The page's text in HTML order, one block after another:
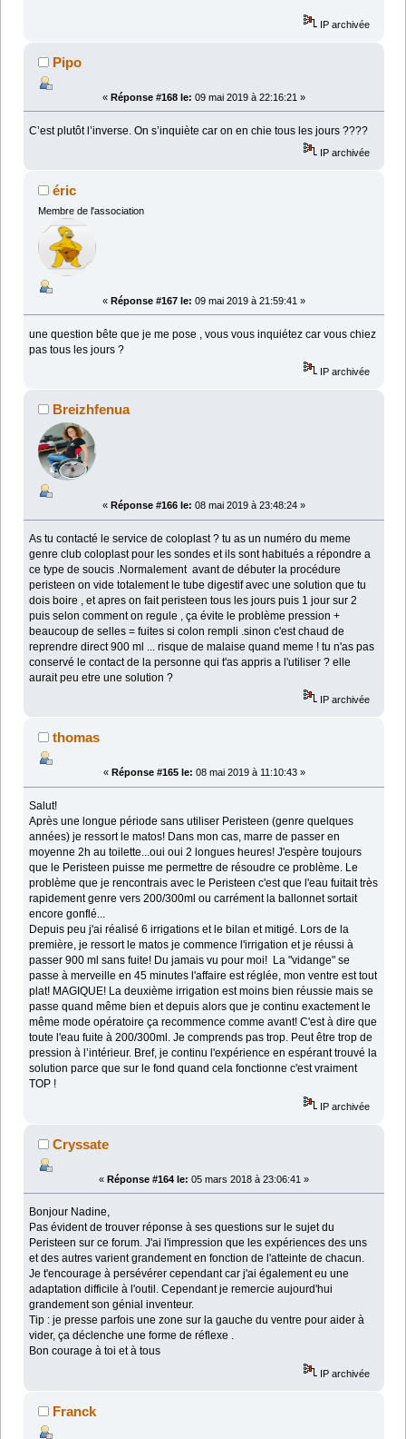
IP archivée
Pipo
« Réponse #168 le: 09 mai 2019 à 22:16:21 »
C’est plutôt l’inverse. On s’inquiète car on en chie tous les jours ????
IP archivée
éric
Membre de l'association
« Réponse #167 le: 09 mai 2019 à 21:59:41 »
une question bête que je me pose , vous vous inquiétez car vous chiez
pas tous les jours ?
IP archivée
Breizhfenua
« Réponse #166 le: 08 mai 2019 à 23:48:24 »
As tu contacté le service de coloplast ? tu as un numéro du meme
genre club coloplast pour les sondes et ils sont habitués a répondre a
ce type de soucis .Normalement avant de débuter la procédure
peristeen on vide totalement le tube digestif avec une solution que tu
dois boire , et apres on fait peristeen tous les jours puis 1 jour sur 2
puis selon comment on regule , ça évite le problème pression +
beaucoup de selles = fuites si colon rempli .sinon c'est chaud de
reprendre direct 900 ml ... risque de malaise quand meme ! tu n'as pas
conservé le contact de la personne qui t'as appris a l'utiliser ? elle
aurait peu etre une solution ?
IP archivée
thomas
« Réponse #165 le: 08 mai 2019 à 11:10:43 »
Salut!
Après une longue période sans utiliser Peristeen (genre quelques
années) je ressort le matos! Dans mon cas, marre de passer en
moyenne 2h au toilette...oui oui 2 longues heures! J'espère toujours
que le Peristeen puisse me permettre de résoudre ce problème. Le
problème que je rencontrais avec le Peristeen c'est que l'eau fuitait très
rapidement genre vers 200/300ml ou carrément la ballonnet sortait
encore gonflé...
Depuis peu j'ai réalisé 6 irrigations et le bilan et mitigé. Lors de la
première, je ressort le matos je commence l'irrigation et je réussi à
passer 900 ml sans fuite! Du jamais vu pour moi! La "vidange" se
passe à merveille en 45 minutes l'affaire est réglée, mon ventre est tout
plat! MAGIQUE! La deuxième irrigation est moins bien réussie mais se
passe quand même bien et depuis alors que je continu exactement le
même mode opératoire ça recommence comme avant! C'est à dire que
toute l'eau fuite à 200/300ml. Je comprends pas trop. Peut être trop de
pression à l’intérieur. Bref, je continu l'expérience en espérant trouvé la
solution parce que sur le fond quand cela fonctionne c'est vraiment
TOP !
IP archivée
Cryssate
« Réponse #164 le: 05 mars 2018 à 23:06:41 »
Bonjour Nadine,
Pas évident de trouver réponse à ses questions sur le sujet du
Peristeen sur ce forum. J'ai l'impression que les expériences des uns
et des autres varient grandement en fonction de l'atteinte de chacun.
Je t'encourage à persévérer cependant car j'ai également eu une
adaptation difficile à l'outil. Cependant je remercie aujourd'hui
grandement son génial inventeur.
Tip : je presse parfois une zone sur la gauche du ventre pour aider à
vider, ça déclenche une forme de réflexe .
Bon courage à toi et à tous
IP archivée
Franck